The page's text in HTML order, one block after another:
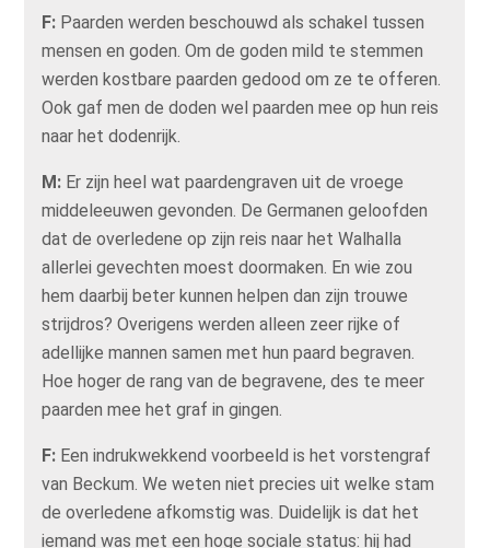
F: Paarden werden beschouwd als schakel tussen
mensen en goden. Om de goden mild te stemmen
werden kostbare paarden gedood om ze te offeren.
Ook gaf men de doden wel paarden mee op hun reis
naar het dodenrijk.
M: Er zijn heel wat paardengraven uit de vroege
middeleeuwen gevonden. De Germanen geloofden
dat de overledene op zijn reis naar het Walhalla
allerlei gevechten moest doormaken. En wie zou
hem daarbij beter kunnen helpen dan zijn trouwe
strijdros? Overigens werden alleen zeer rijke of
adellijke mannen samen met hun paard begraven.
Hoe hoger de rang van de begravene, des te meer
paarden mee het graf in gingen.
F: Een indrukwekkend voorbeeld is het vorstengraf
van Beckum. We weten niet precies uit welke stam
de overledene afkomstig was. Duidelijk is dat het
iemand was met een hoge sociale status: hij had